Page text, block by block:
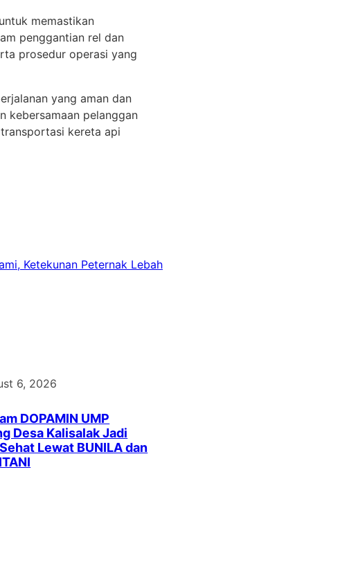
memastikan
penggantian rel dan
prosedur operasi yang
yang aman dan
kebersamaan pelanggan
kereta api
Ketekunan Peternak Lebah
6, 2026
DOPAMIN UMP
Desa Kalisalak Jadi
Lewat BUNILA dan